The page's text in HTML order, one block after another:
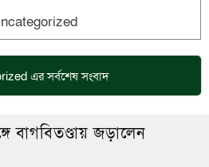
এর সর্বশেষ সংবাদ
বাগবিতণ্ডায় জড়ালেন